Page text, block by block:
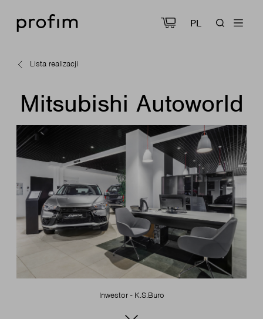
PL
Lista realizacji
Mitsubishi Autoworld
Inwestor - K.S.Buro